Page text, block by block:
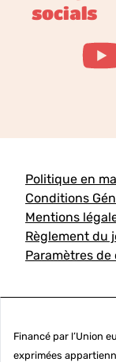
socials
Politique en
Conditions
Mentions
Règlement du
Paramètres
Financé par l’Union
exprimées